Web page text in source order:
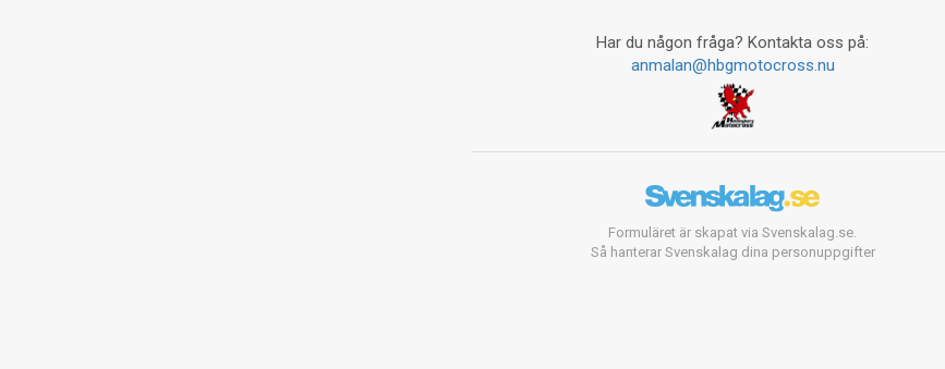
Har du någon fråga? Kontakta oss på:
anmalan@hbgmotocross.nu
Formuläret är skapat via Svenskalag.se.
Så hanterar Svenskalag dina personuppgifter